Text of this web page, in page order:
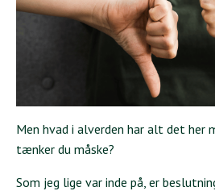
Men hvad i alverden har alt det her
tænker du måske?
Som jeg lige var inde på, er